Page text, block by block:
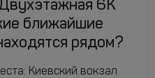
6К
ближайшие
рядом?
Киевский вокзал